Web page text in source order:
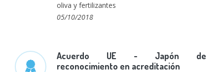
oliva y fertilizantes
05/10/2018
Acuerdo UE - Japón de
reconocimiento en acreditación